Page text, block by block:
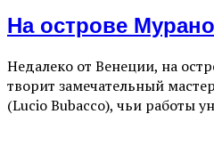
На острове
Недалеко от Венеции, на
творит замечательный
(Lucio Bubacco), чьи работы